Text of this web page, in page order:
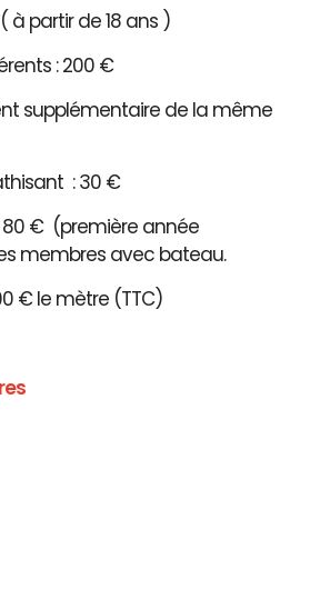
à partir de 18 ans )
: 200 €
supplémentaire de la même
: 30 €
80 € (première année
membres avec bateau.
€ le mètre (TTC)